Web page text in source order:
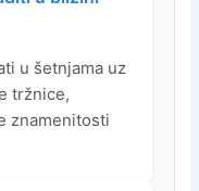
u šetnjama uz
tržnice,
znamenitosti